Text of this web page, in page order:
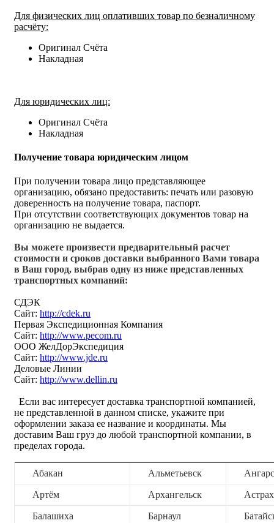
Для физических лиц оплативших товар по безналичному
расчёту:
Оригинал Счёта
Накладная
Для юридических лиц:
Оригинал Счёта
Накладная
Получение товара юридическим лицом
При получении товара лицо представляющее
организацию, обязано предоставить: печать или разовую
доверенность на получение товара, паспорт.
При отсутствии соответствующих документов товар на
организацию не выдается.
Вы можете произвести предварительный расчет
стоимости и сроков доставки выбранного Вами товара
в Ваш город, выбрав одну из ниже представленных
транспортных компаний:
СДЭК
Сайт: http://cdek.ru
Первая Экспедиционная Компания
Сайт: http://www.pecom.ru
ООО ЖелДорЭкспедиция
Сайт: http://www.jde.ru
Деловые Линии
Сайт: http://www.dellin.ru
Если вас интересует доставка транспортной компанией,
не представленной в данном списке, укажите при
оформлении заказа ее название и координаты. Мы
доставим Ваш груз до любой транспортной компании, в
пределах города.
Абакан Альметьевск
Артём Архангельск
Балашиха Барнаул